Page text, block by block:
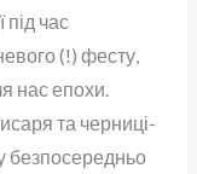
час
(!) фесту,
нас епохи.
та черниці-
безпосередньо